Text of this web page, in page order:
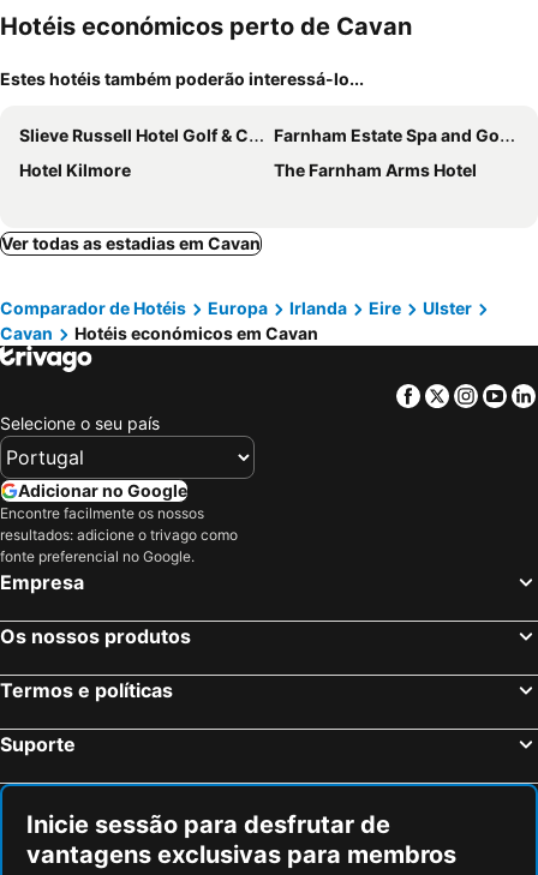
Hotéis económicos perto de Cavan
Estes hotéis também poderão interessá-lo...
Slieve Russell Hotel Golf & Country Club
Farnham Estate Spa and Golf Resort
Hotel Kilmore
The Farnham Arms Hotel
Ver todas as estadias em Cavan
Comparador de Hotéis Europa Irlanda Eire
Ulster
Cavan
Hotéis económicos em Cavan
Facebook
Twitter
Selecione o seu país
Adicionar no Google
Encontre facilmente os nossos
resultados: adicione o trivago como
fonte preferencial no Google.
Empresa
Os nossos produtos
Termos e políticas
Suporte
Inicie sessão para desfrutar de
vantagens exclusivas para membros